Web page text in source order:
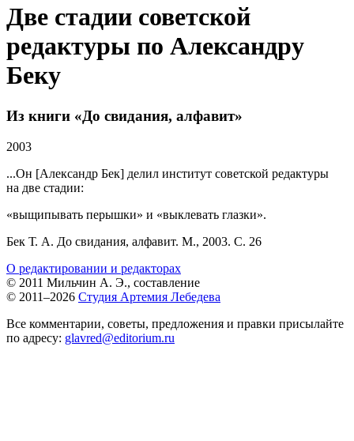
Две стадии советской
редактуры по Александру
Беку
Из книги «До свидания, алфавит»
2003
...Он [Александр Бек] делил институт советской редактуры
на две стадии:
«выщипывать перышки» и «выклевать глазки».
Бек Т. А. До свидания, алфавит. М., 2003. С. 26
О редактировании и редакторах
© 2011 Мильчин А. Э., составление
© 2011–2026 Студия Артемия Лебедева
Все комментарии, советы, предложения и правки присылайте
по адресу: glavred@editorium.ru